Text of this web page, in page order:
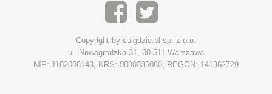
Copyright by coigdzie.pl sp. z o.o.
ul. Nowogrodzka 31, 00-511 Warszawa
NIP: 1182006143, KRS: 0000335060, REGON: 141962729